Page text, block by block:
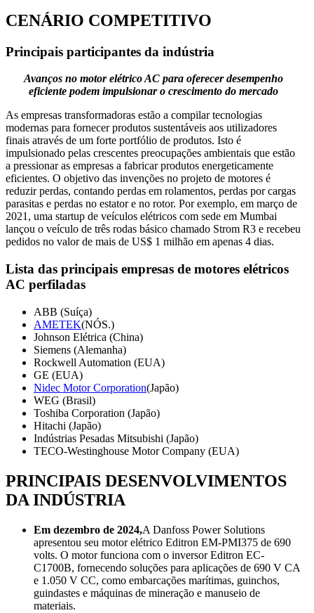
CENÁRIO COMPETITIVO
Principais participantes da indústria
Avanços no motor elétrico AC para oferecer desempenho
eficiente podem impulsionar o crescimento do mercado
As empresas transformadoras estão a compilar tecnologias
modernas para fornecer produtos sustentáveis ​​aos utilizadores
finais através de um forte portfólio de produtos. Isto é
impulsionado pelas crescentes preocupações ambientais que estão
a pressionar as empresas a fabricar produtos energeticamente
eficientes. O objetivo das invenções no projeto de motores é
reduzir perdas, contando perdas em rolamentos, perdas por cargas
parasitas e perdas no estator e no rotor. Por exemplo, em março de
2021, uma startup de veículos elétricos com sede em Mumbai
lançou o veículo de três rodas básico chamado Strom R3 e recebeu
pedidos no valor de mais de US$ 1 milhão em apenas 4 dias.
Lista das principais empresas de motores elétricos
AC perfiladas
ABB (Suíça)
AMETEK(NÓS.)
Johnson Elétrica (China)
Siemens (Alemanha)
Rockwell Automation (EUA)
GE (EUA)
Nidec Motor Corporation(Japão)
WEG (Brasil)
Toshiba Corporation (Japão)
Hitachi (Japão)
Indústrias Pesadas Mitsubishi (Japão)
TECO-Westinghouse Motor Company (EUA)
PRINCIPAIS DESENVOLVIMENTOS
DA INDÚSTRIA
Em dezembro de 2024,A Danfoss Power Solutions
apresentou seu motor elétrico Editron EM-PMI375 de 690
volts. O motor funciona com o inversor Editron EC-
C1700B, fornecendo soluções para aplicações de 690 V CA
e 1.050 V CC, como embarcações marítimas, guinchos,
guindastes e máquinas de mineração e manuseio de
materiais.